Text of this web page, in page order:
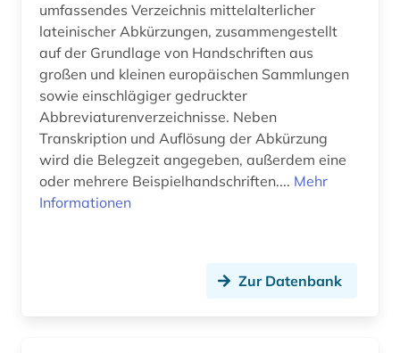
geisteswissenschaften (20)
generative ki (1)
geowissenschaften (1)
germanistik (2)
geschichte (31)
geschichte 1050-1500 (1)
geschichte 1150-1350 (1)
umfassendes Verzeichnis mittelalterlicher
lateinischer Abkürzungen, zusammengestellt
auf der Grundlage von Handschriften aus
großen und kleinen europäischen Sammlungen
sowie einschlägiger gedruckter
Abbreviaturenverzeichnisse. Neben
Transkription und Auflösung der Abkürzung
wird die Belegzeit angegeben, außerdem eine
oder mehrere Beispielhandschriften.... Mehr
Informationen
Zur Datenbank